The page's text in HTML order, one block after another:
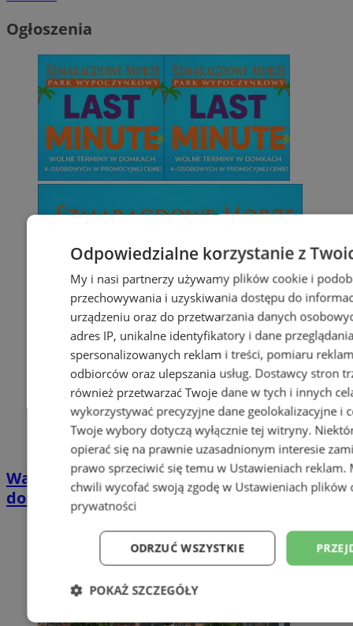
Ogłoszenia
Wakacyjny wypoczynek nad Bałtykiem w
domkach Szmaragdowe Morze
Odpowiedzialne korzystanie z
My i nasi partnerzy używamy plików cookie i
przechowywania i uzyskiwania dostępu do
urządzeniu oraz do przetwarzania danych
adres IP, unikalne identyfikatory i dane
spersonalizowanych reklam i treści, pomiaru
odbiorców oraz ulepszania usług. Dostawcy stron
również przetwarzać Twoje dane w tych i innych
wykorzystywać precyzyjne dane geolokalizacyjne i
Twoje wybory dotyczą wyłącznie tej witryny.
opierać się na prawnie uzasadnionym interesie
prawo sprzeciwić się temu w Ustawieniach reklam.
chwili wycofać swoją zgodę w Ustawieniach plików
prywatności
ODRZUĆ WSZYSTKIE
POKAŻ SZCZEGÓŁY